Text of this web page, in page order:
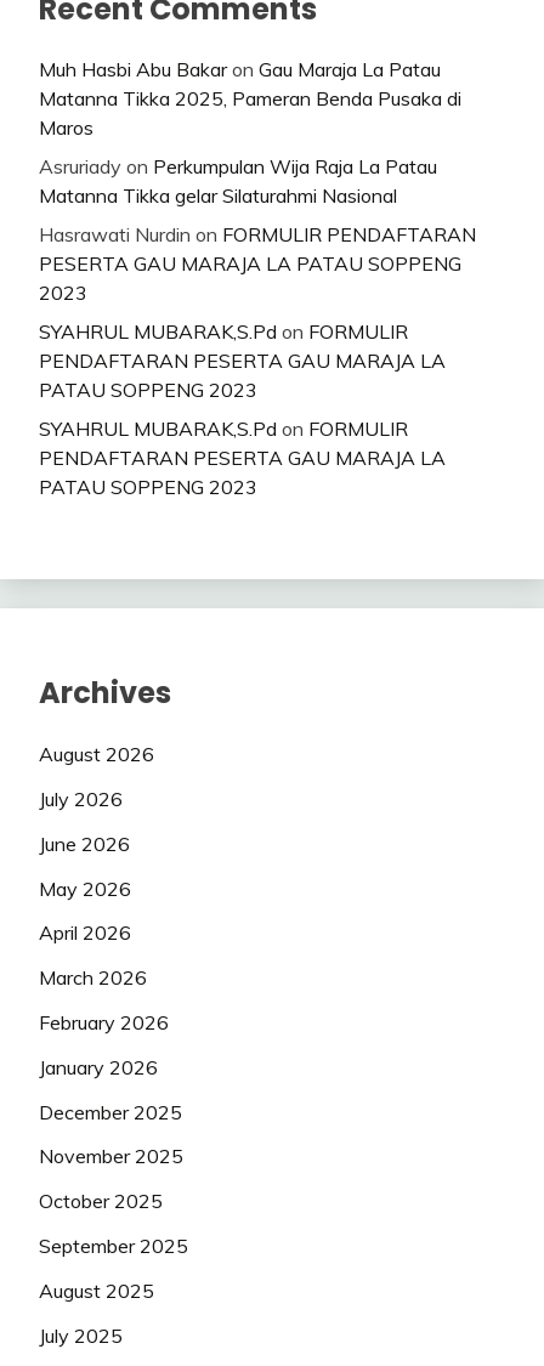
Recent Comments
Muh Hasbi Abu Bakaron Gau Maraja La Patau
Matanna Tikka 2025, Pameran Benda Pusaka di
Maros
Asruriady on Perkumpulan Wija Raja La Patau
Matanna Tikka gelar Silaturahmi Nasional
Hasrawati Nurdin on FORMULIR PENDAFTARAN
PESERTA GAU MARAJA LA PATAU SOPPENG
2023
SYAHRUL MUBARAK,S.Pd on FORMULIR
PENDAFTARAN PESERTA GAU MARAJA LA
PATAU SOPPENG 2023
SYAHRUL MUBARAK,S.Pd on FORMULIR
PENDAFTARAN PESERTA GAU MARAJA LA
PATAU SOPPENG 2023
Archives
August 2026
July 2026
June 2026
May 2026
April 2026
March 2026
February 2026
January 2026
December 2025
November 2025
October 2025
September 2025
August 2025
July 2025